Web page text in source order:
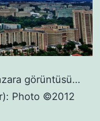
görüntüsü…
Photo ©2012